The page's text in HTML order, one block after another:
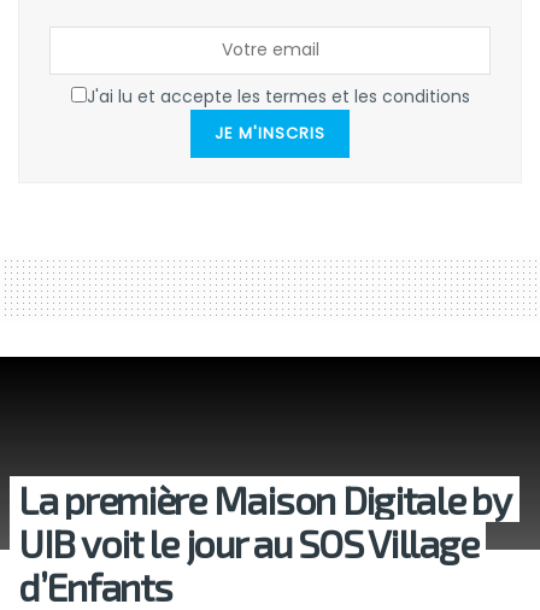
J'ai lu et accepte les termes et les conditions
JE M'INSCRIS
La première Maison Digitale by
UIB voit le jour au SOS Village
d’Enfants